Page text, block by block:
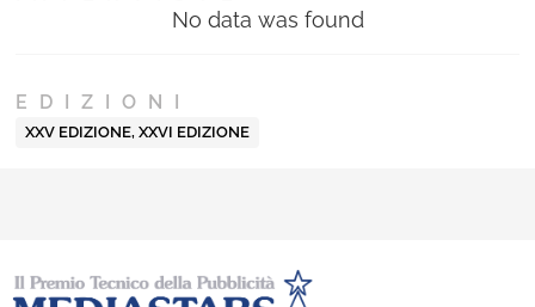
No data was found
EDIZIONI
XXV EDIZIONE,XXVI EDIZIONE